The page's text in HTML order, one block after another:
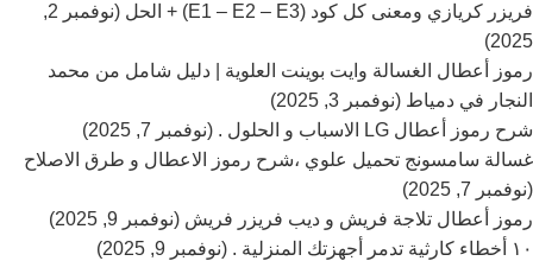
فريزر كريازي ومعنى كل كود (E1 – E2 – E3) + الحل (نوفمبر 2,
2025)
رموز أعطال الغسالة وايت بوينت العلوية | دليل شامل من محمد
النجار في دمياط (نوفمبر 3, 2025)
شرح رموز أعطال LG الاسباب و الحلول . (نوفمبر 7, 2025)
غسالة سامسونج تحميل علوي ،شرح رموز الاعطال و طرق الاصلاح
(نوفمبر 7, 2025)
رموز أعطال تلاجة فريش و ديب فريزر فريش (نوفمبر 9, 2025)
١٠ أخطاء كارثية تدمر أجهزتك المنزلية . (نوفمبر 9, 2025)